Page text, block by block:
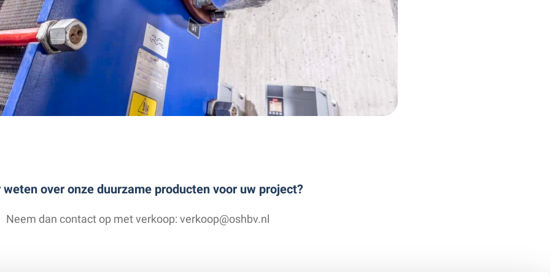
weten over onze duurzame producten voor uw project?
Neem dan contact op met verkoop: verkoop@oshbv.nl